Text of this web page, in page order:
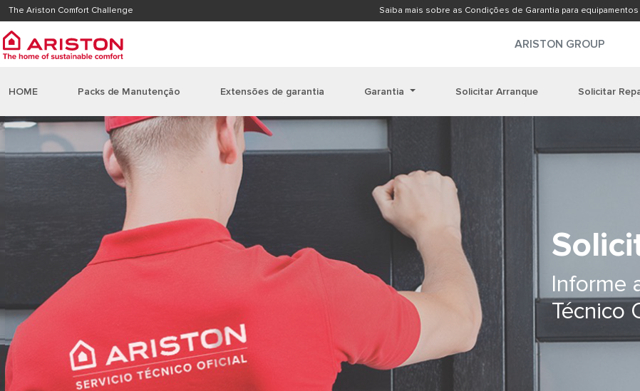
The Ariston Comfort Challenge Saiba mais sobre as Condições de Garantia para
ARISTON GROUP
HOME Packs de Manutenção Extensões de garantia Garantia Solicitar Arranque Solicitar
Informe
Técnico